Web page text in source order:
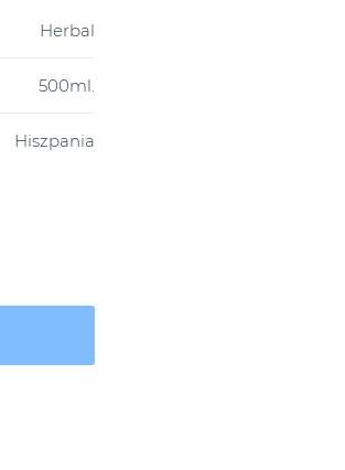
Herbal
500ml.
Hiszpania